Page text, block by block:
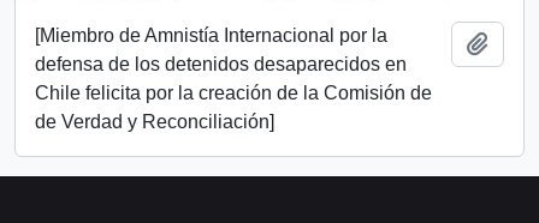
[Miembro de Amnistía Internacional por la
defensa de los detenidos desaparecidos en
Chile felicita por la creación de la Comisión de
de Verdad y Reconciliación]